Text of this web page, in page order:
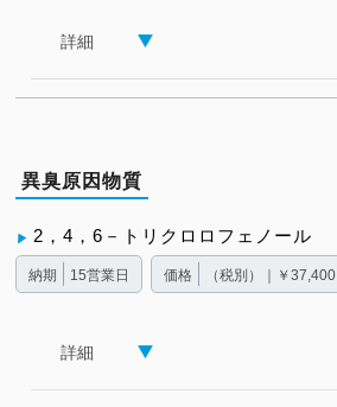
詳細
異臭原因物質
2，4，6－トリクロロフェノール
納期 15営業日 価格 （税別）｜￥37,400
詳細